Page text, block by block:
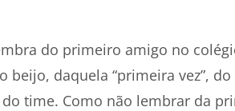
do primeiro amigo no
beijo, daquela “primeira vez”,
time. Como não lembrar da